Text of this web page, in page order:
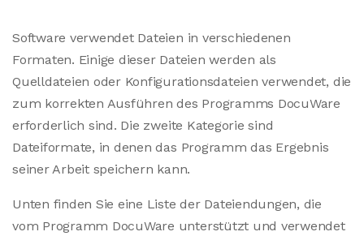
Software verwendet Dateien in verschiedenen
Formaten. Einige dieser Dateien werden als
Quelldateien oder Konfigurationsdateien verwendet, die
zum korrekten Ausführen des Programms DocuWare
erforderlich sind. Die zweite Kategorie sind
Dateiformate, in denen das Programm das Ergebnis
seiner Arbeit speichern kann.
Unten finden Sie eine Liste der Dateiendungen, die
vom Programm DocuWare unterstützt und verwendet